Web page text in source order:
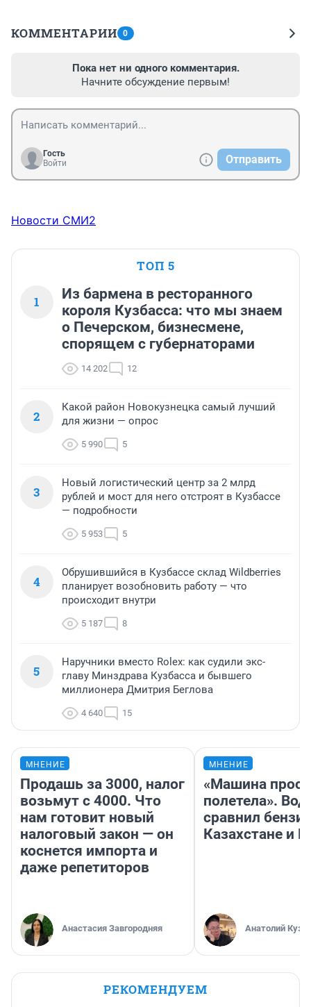
КОММЕНТАРИИ 0
Пока нет ни одного комментария.
Начните обсуждение первым!
Гость
Войти
Отправить
Новости СМИ2
ТОП 5
1
Из бармена в ресторанного
короля Кузбасса: что мы знаем
о Печерском, бизнесмене,
спорящем с губернаторами
14 202 12
2
Какой район Новокузнецка самый лучший
для жизни — опрос
5 990 5
3
Новый логистический центр за 2 млрд
рублей и мост для него отстроят в Кузбассе
— подробности
5 953 5
4
Обрушившийся в Кузбассе склад Wildberries
планирует возобновить работу — что
происходит внутри
5 187 8
5
Наручники вместо Rolex: как судили экс-
главу Минздрава Кузбасса и бывшего
миллионера Дмитрия Беглова
4 640 15
МНЕНИЕ
Продашь за 3000, налог
возьмут с 4000. Что
нам готовит новый
налоговый закон — он
коснется импорта и
даже репетиторов
Анастасия Завгородняя
МНЕНИЕ
«Машина
полетела».
сравнил
Казахстане и
Анатолий
РЕКОМЕНДУЕМ